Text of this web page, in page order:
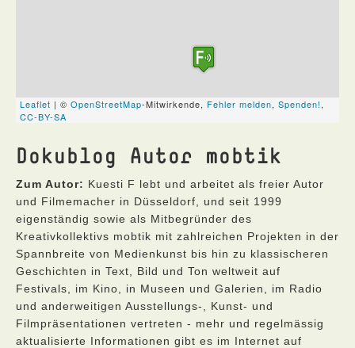
Dokublog Autor mobtik
Zum Autor: Kuesti F lebt und arbeitet als freier Autor
und Filmemacher in Düsseldorf, und seit 1999
eigenständig sowie als Mitbegründer des
Kreativkollektivs mobtik mit zahlreichen Projekten in der
Spannbreite von Medienkunst bis hin zu klassischeren
Geschichten in Text, Bild und Ton weltweit auf
Festivals, im Kino, in Museen und Galerien, im Radio
und anderweitigen Ausstellungs-, Kunst- und
Filmpräsentationen vertreten - mehr und regelmässig
aktualisierte Informationen gibt es im Internet auf